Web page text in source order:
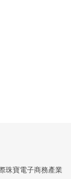
珠寶電子商務產業